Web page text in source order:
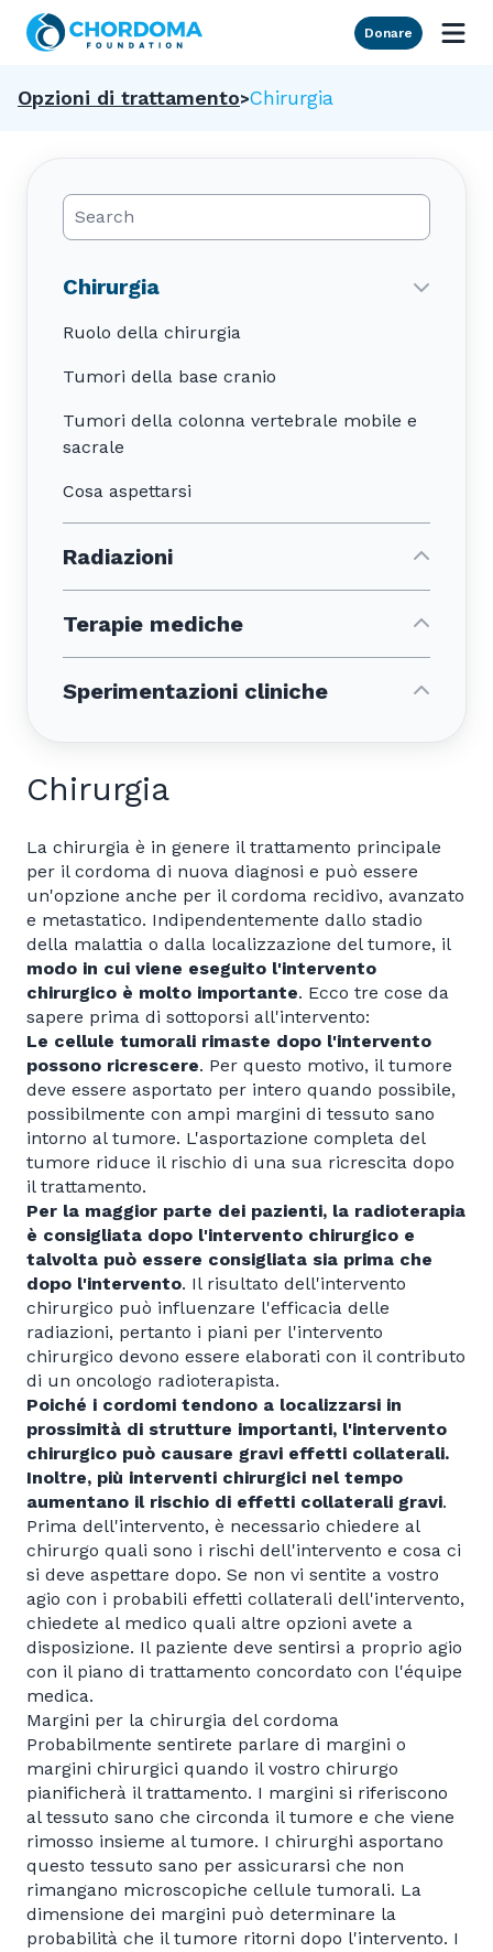
Skip to Main Content
Donare
Opzioni di trattamento Chirurgia
Chirurgia
Ruolo della chirurgia
Tumori della base cranio
Tumori della colonna vertebrale mobile e
sacrale
Cosa aspettarsi
Radiazioni
Terapie mediche
Sperimentazioni cliniche
Chirurgia
La chirurgia è in genere il trattamento principale
per il cordoma di nuova diagnosi e può essere
un'opzione anche per il cordoma recidivo, avanzato
e metastatico. Indipendentemente dallo stadio
della malattia o dalla localizzazione del tumore, il
modo in cui viene eseguito l'intervento
chirurgico è molto importante. Ecco tre cose da
sapere prima di sottoporsi all'intervento:
Le cellule tumorali rimaste dopo l'intervento
possono ricrescere. Per questo motivo, il tumore
deve essere asportato per intero quando possibile,
possibilmente con ampi margini di tessuto sano
intorno al tumore. L'asportazione completa del
tumore riduce il rischio di una sua ricrescita dopo
il trattamento.
Per la maggior parte dei pazienti, la radioterapia
è consigliata dopo l'intervento chirurgico e
talvolta può essere consigliata sia prima che
dopo l'intervento. Il risultato dell'intervento
chirurgico può influenzare l'efficacia delle
radiazioni, pertanto i piani per l'intervento
chirurgico devono essere elaborati con il contributo
di un oncologo radioterapista.
Poiché i cordomi tendono a localizzarsi in
prossimità di strutture importanti, l'intervento
chirurgico può causare gravi effetti collaterali.
Inoltre, più interventi chirurgici nel tempo
aumentano il rischio di effetti collaterali gravi.
Prima dell'intervento, è necessario chiedere al
chirurgo quali sono i rischi dell'intervento e cosa ci
si deve aspettare dopo. Se non vi sentite a vostro
agio con i probabili effetti collaterali dell'intervento,
chiedete al medico quali altre opzioni avete a
disposizione. Il paziente deve sentirsi a proprio agio
con il piano di trattamento concordato con l'équipe
medica.
Margini per la chirurgia del cordoma
Probabilmente sentirete parlare di margini o
margini chirurgici quando il vostro chirurgo
pianificherà il trattamento. I margini si riferiscono
al tessuto sano che circonda il tumore e che viene
rimosso insieme al tumore. I chirurghi asportano
questo tessuto sano per assicurarsi che non
rimangano microscopiche cellule tumorali. La
dimensione dei margini può determinare la
probabilità che il tumore ritorni dopo l'intervento. I